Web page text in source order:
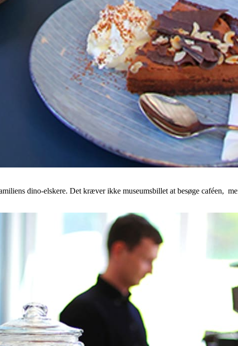
dino-elskere. Det kræver ikke museumsbillet at besøge caféen,